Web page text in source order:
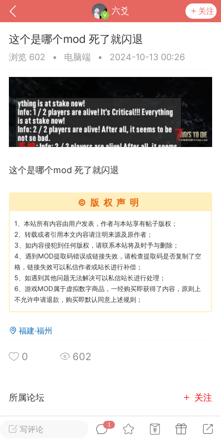
六爻 关注
MOD下载 攻略教程 联机招募
大人
Lv.8
02-10 15:45
电脑端 其他&工具
卖挂
禁止发布联机可用的作弊模组，
单机辅助引流私下售卖服务器外挂！
作弊模组的发布规范近期收到一些信息
环境，中文网特此发布以下声明，规范
72
大人
Lv.8
写评论
1
这个是哪个mod 死了就闪退
浏览 602 • 电脑端 • 2024-10-13 00:26
这个是哪个mod 死了就闪退
©版权声明
1、本站所有内容由用户发表，作者与本站享有帖子版权；
2、转载或者引用本文内容请注明来源及原作者；
3、如内容侵犯到任何版权，请联系本站将及时予与删除；
4、遇到MOD提取码错误或链接失效，请检查提取码是否复制了空
格，链接失效可以私信作者或站长进行补偿；
5、如遇到其他问题无法解决可以私信站长进行处理；
6、游戏MOD属于虚拟数字商品，一经购买即获得了内容，原则上
不允许申请退款，购买即默认同意上述规则；
福建·福州
0 602
所属论坛 关注
进入论坛